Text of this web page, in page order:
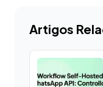
Artigos